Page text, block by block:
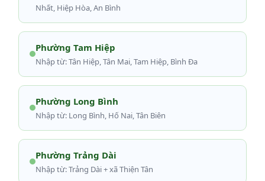
Nhất, Hiệp Hòa, An Bình
Phường Tam Hiệp
Nhập từ: Tân Hiệp, Tân Mai, Tam Hiệp, Bình Đa
Phường Long Bình
Nhập từ: Long Bình, Hố Nai, Tân Biên
Phường Trảng Dài
Nhập từ: Trảng Dài + xã Thiện Tân